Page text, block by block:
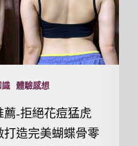
識 體驗感想
薦-拒絕花痘猛虎
打造完美蝴蝶骨零